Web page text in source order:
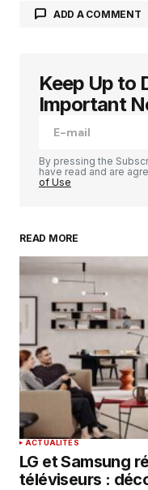
ADD A COMMENT
Votre adresse e-
champs
Your Name
Your E-mail
Enregistrer
site dans le
commentaire.
SUBMIT COMMENT
Keep Up to
Important
By pressing the
have read and are
of Use
READ MORE
ACTUALITÉS
LG et Samsung
téléviseurs :